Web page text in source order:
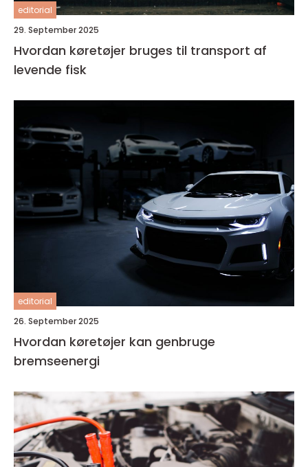
editorial
29. September 2025
Hvordan køretøjer bruges til transport af
levende fisk
editorial
26. September 2025
Hvordan køretøjer kan genbruge
bremseenergi